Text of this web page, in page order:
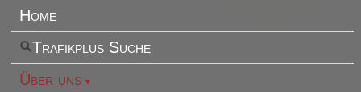
Home
Trafikplus Suche
Über uns